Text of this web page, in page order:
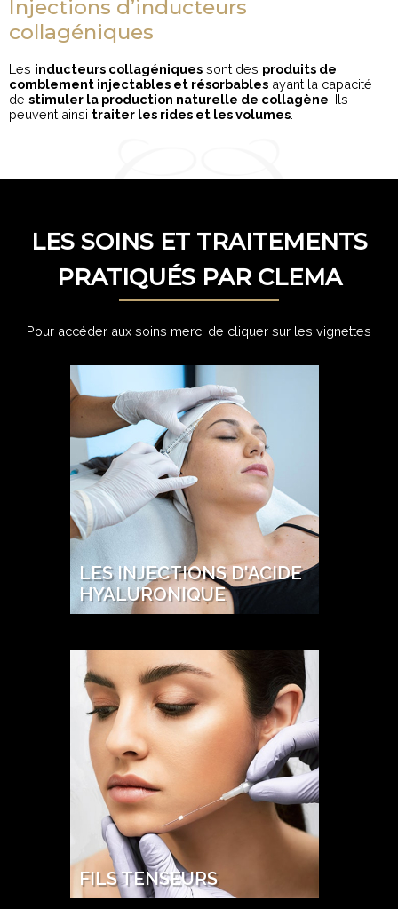
Injections d’inducteurs
collagéniques
Les inducteurs collagéniques sont des produits de
comblement injectables et résorbables ayant la capacité
de stimuler la production naturelle de collagène . Ils
peuvent ainsi traiter les rides et les volumes
LES SOINS ET TRAITEMENTS
PRATIQUÉS PAR CLEMA
Pour accéder aux soins merci de cliquer sur les vignettes
LES INJECTIONS D'ACIDE
HYALURONIQUE
FILS TENSEURS